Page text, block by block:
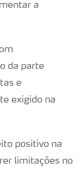
a
da parte
e
exigido na
positivo na
limitações no